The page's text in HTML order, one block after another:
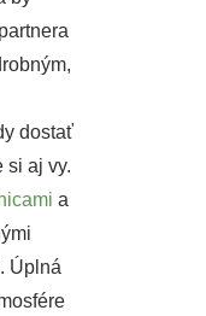
dostať
si aj vy.
a
Úplná